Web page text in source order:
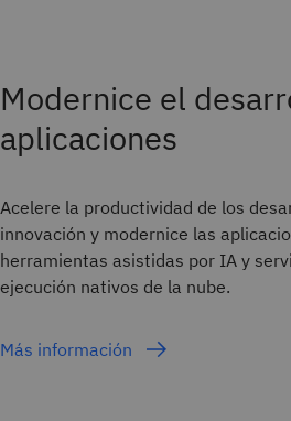
Modernice el
aplicaciones
Acelere la productividad de los
innovación y modernice las
herramientas asistidas por IA y
ejecución nativos de la nube.
Más información